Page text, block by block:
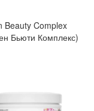
Beauty Complex
Бьюти Комплекс)